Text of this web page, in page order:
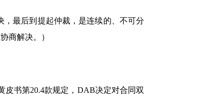
最后到提起仲裁，是连续的、不可分
商解决。）
皮书第20.4款规定，DAB决定对合同双